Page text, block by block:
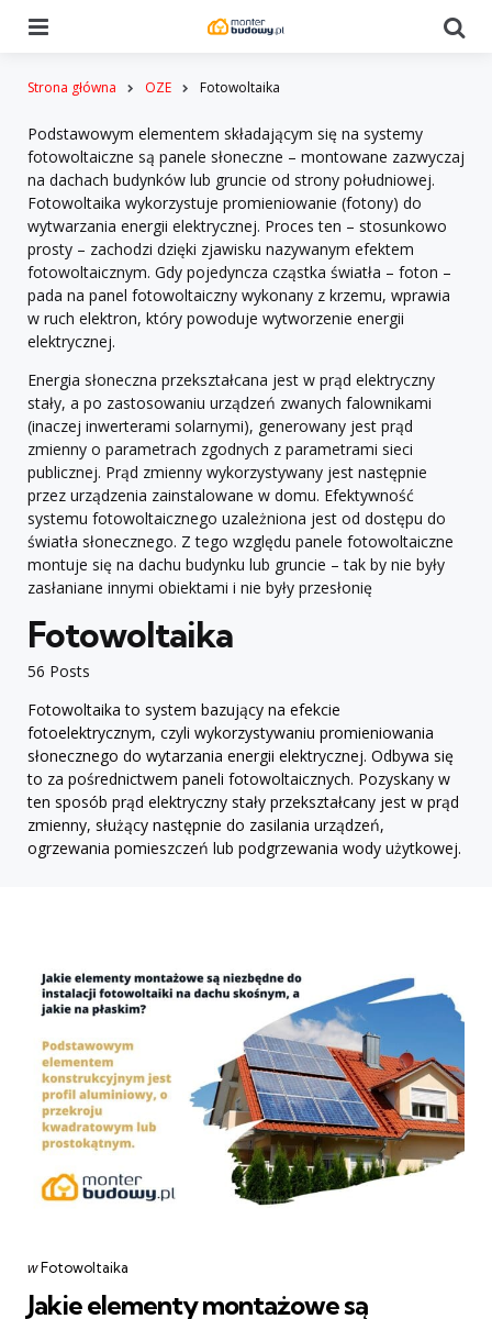
Strona główna OZE Fotowoltaika
56 Posts
Fotowoltaika
Fotowoltaika to system bazujący na efekcie
fotoelektrycznym, czyli wykorzystywaniu promieniowania
słonecznego do wytarzania energii elektrycznej. Odbywa się
to za pośrednictwem paneli fotowoltaicznych. Pozyskany w
ten sposób prąd elektryczny stały przekształcany jest w prąd
zmienny, służący następnie do zasilania urządzeń,
ogrzewania pomieszczeń lub podgrzewania wody użytkowej.
Podstawowym elementem składającym się na systemy
fotowoltaiczne są panele słoneczne – montowane zazwyczaj
na dachach budynków lub gruncie od strony południowej.
Fotowoltaika wykorzystuje promieniowanie (fotony) do
wytwarzania energii elektrycznej. Proces ten – stosunkowo
prosty – zachodzi dzięki zjawisku nazywanym efektem
fotowoltaicznym. Gdy pojedyncza cząstka światła – foton –
pada na panel fotowoltaiczny wykonany z krzemu, wprawia
w ruch elektron, który powoduje wytworzenie energii
elektrycznej.
Energia słoneczna przekształcana jest w prąd elektryczny
stały, a po zastosowaniu urządzeń zwanych falownikami
(inaczej inwerterami solarnymi), generowany jest prąd
zmienny o parametrach zgodnych z parametrami sieci
publicznej. Prąd zmienny wykorzystywany jest następnie
przez urządzenia zainstalowane w domu. Efektywność
systemu fotowoltaicznego uzależniona jest od dostępu do
światła słonecznego. Z tego względu panele fotowoltaiczne
montuje się na dachu budynku lub gruncie – tak by nie były
zasłaniane innymi obiektami i nie były przesłonię
Categories
post
wFotowoltaika
Jakie elementy montażowe są